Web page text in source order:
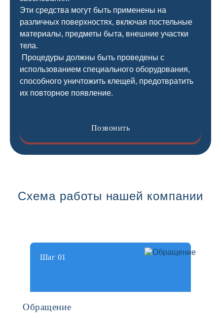
Эти средства могут быть применены на
различных поверхностях, включая постельные
материалы, предметы быта, внешние участки
тела.
Процедуры должны быть проведены с
использованием специального оборудования,
способного уничтожить клещей, предотвратить
их повторное появление.
Позвонить
Схема работы нашей компании
Шаг 01
Обращение